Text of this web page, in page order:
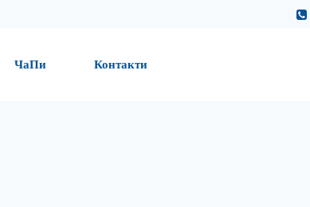
ЧаПи Контакти